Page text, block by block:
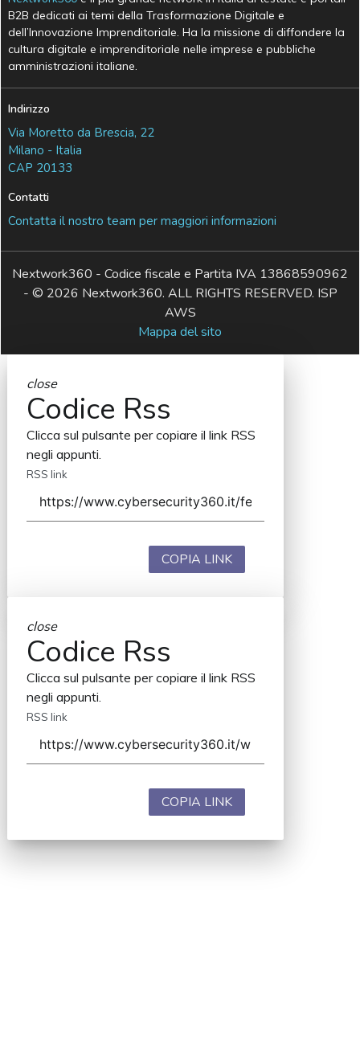
B2B dedicati ai temi della Trasformazione Digitale e
dell’Innovazione Imprenditoriale. Ha la missione di diffondere la
cultura digitale e imprenditoriale nelle imprese e pubbliche
amministrazioni italiane.
Indirizzo
Via Moretto da Brescia, 22
Milano - Italia
CAP 20133
Contatti
Contatta il nostro team per maggiori informazioni
Nextwork360 - Codice fiscale e Partita IVA 13868590962
- © 2026 Nextwork360. ALL RIGHTS RESERVED. ISP
AWS
Mappa del sito
close
Codice Rss
Clicca sul pulsante per copiare il link RSS
negli appunti.
RSS link
COPIA LINK
close
Codice Rss
Clicca sul pulsante per copiare il link RSS
negli appunti.
RSS link
COPIA LINK